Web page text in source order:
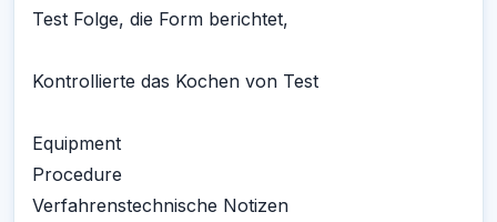
Test Folge, die Form berichtet,
Kontrollierte das Kochen von Test
Equipment
Procedure
Verfahrenstechnische Notizen